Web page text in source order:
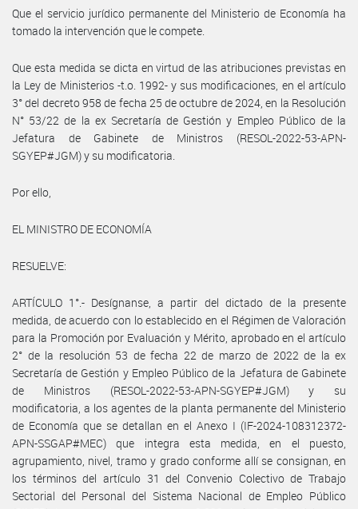
Que el servicio jurídico permanente del Ministerio de Economía ha
tomado la intervención que le compete.
Que esta medida se dicta en virtud de las atribuciones previstas en
la Ley de Ministerios -t.o. 1992- y sus modificaciones, en el artículo
3° del decreto 958 de fecha 25 de octubre de 2024, en la Resolución
N° 53/22 de la ex Secretaría de Gestión y Empleo Público de la
Jefatura de Gabinete de Ministros (RESOL-2022-53-APN-
SGYEP#JGM) y su modificatoria.
Por ello,
EL MINISTRO DE ECONOMÍA
RESUELVE:
ARTÍCULO 1°.- Desígnanse, a partir del dictado de la presente
medida, de acuerdo con lo establecido en el Régimen de Valoración
para la Promoción por Evaluación y Mérito, aprobado en el artículo
2° de la resolución 53 de fecha 22 de marzo de 2022 de la ex
Secretaría de Gestión y Empleo Público de la Jefatura de Gabinete
de Ministros (RESOL-2022-53-APN-SGYEP#JGM) y su
modificatoria, a los agentes de la planta permanente del Ministerio
de Economía que se detallan en el Anexo I (IF-2024-108312372-
APN-SSGAP#MEC) que integra esta medida, en el puesto,
agrupamiento, nivel, tramo y grado conforme allí se consignan, en
los términos del artículo 31 del Convenio Colectivo de Trabajo
Sectorial del Personal del Sistema Nacional de Empleo Público